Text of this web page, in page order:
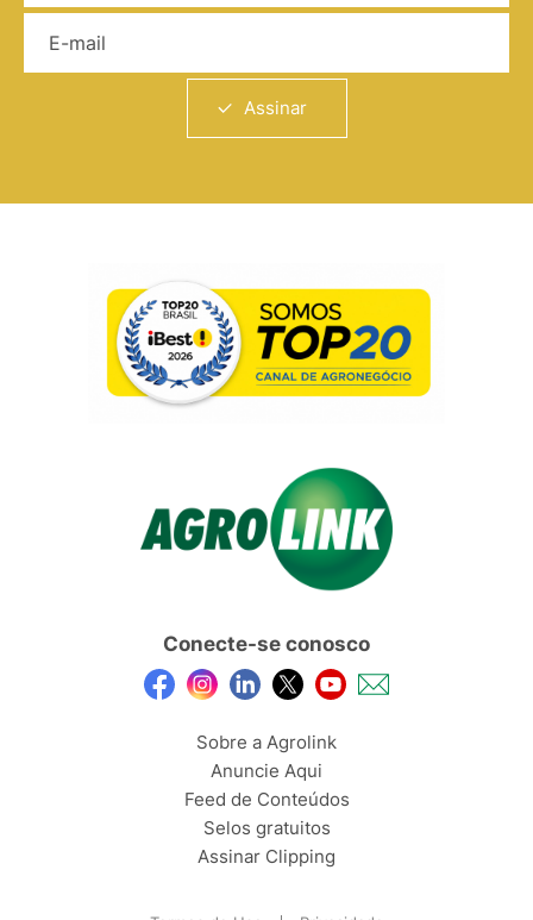
Assinar
Conecte-se conosco
Sobre a Agrolink
Anuncie Aqui
Feed de Conteúdos
Selos gratuitos
Assinar Clipping